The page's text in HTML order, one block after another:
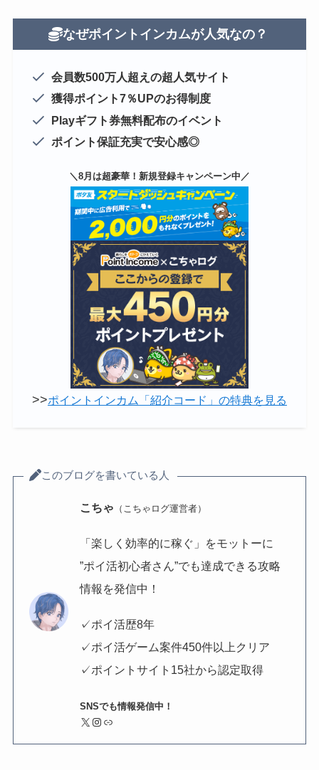
なぜポイントインカムが人気なの？
会員数500万人超えの超人気サイト
獲得ポイント7％UPのお得制度
Playギフト券無料配布のイベント
ポイント保証充実で安心感◎
＼8月は超豪華！新規登録キャンペーン中／
>>ポイントインカム「紹介コード」の特典を見る
このブログを書いている人
こちゃ （こちゃログ運営者）
「楽しく効率的に稼ぐ」をモットーに
”ポイ活初心者さん”でも達成できる攻略
情報を発信中！
✓ポイ活歴8年
✓ポイ活ゲーム案件450件以上クリア
✓ポイントサイト15社から認定取得
SNSでも情報発信中！
X Instagram リンク